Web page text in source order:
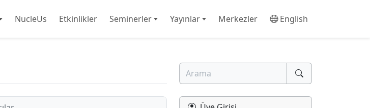
NucleUs Etkinlikler Seminerler Yayınlar Merkezler English